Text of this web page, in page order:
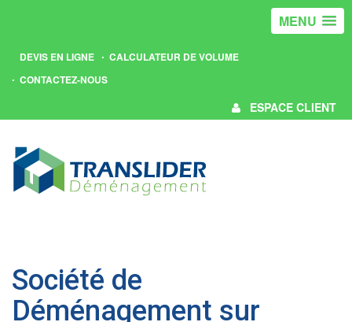
MENU
DEVIS EN LIGNE
CALCULATEUR DE VOLUME
CONTACTEZ-NOUS
ESPACE CLIENT
Société de
Déménagement sur